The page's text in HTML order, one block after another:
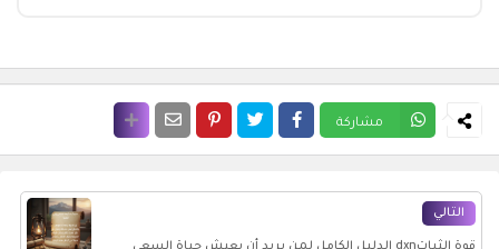
مشاركة
التالي